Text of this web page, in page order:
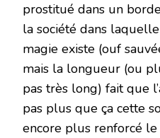
prostitué dans un
la société dans
magie existe (ouf
mais la longueur (ou
pas très long) fait que
pas plus que ça cette
encore plus renforcé